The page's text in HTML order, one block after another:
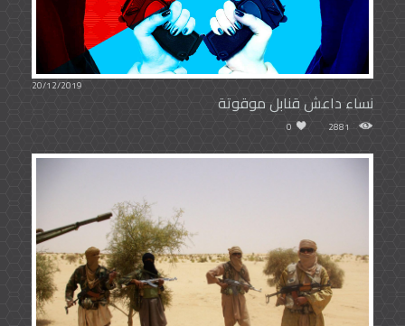
20/12/2019
نساء داعش قنابل موقوتة
2881
0